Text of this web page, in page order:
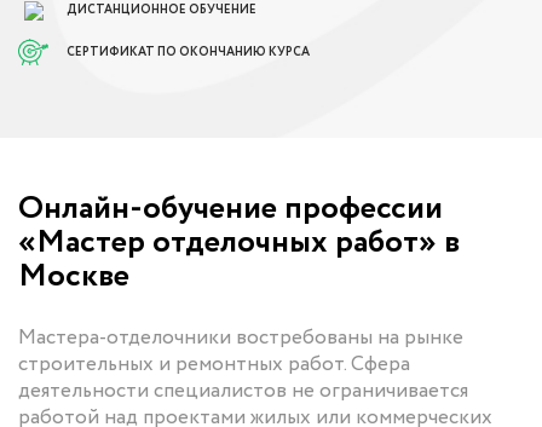
ДИСТАНЦИОННОЕ ОБУЧЕНИЕ
СЕРТИФИКАТ ПО ОКОНЧАНИЮ КУРСА
Онлайн-обучение профессии
«Мастер отделочных работ» в
Москве
Мастера-отделочники востребованы на рынке
строительных и ремонтных работ. Сфера
деятельности специалистов не ограничивается
работой над проектами жилых или коммерческих